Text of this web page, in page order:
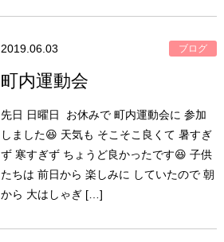
2019.06.03 ブログ
町内運動会
先日 日曜日 お休みで 町内運動会に 参加
しました😆 天気も そこそこ良くて 暑すぎ
ず 寒すぎず ちょうど良かったです😆 子供
たちは 前日から 楽しみに していたので 朝
から 大はしゃぎ […]